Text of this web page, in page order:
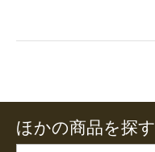
ほかの商品を探す